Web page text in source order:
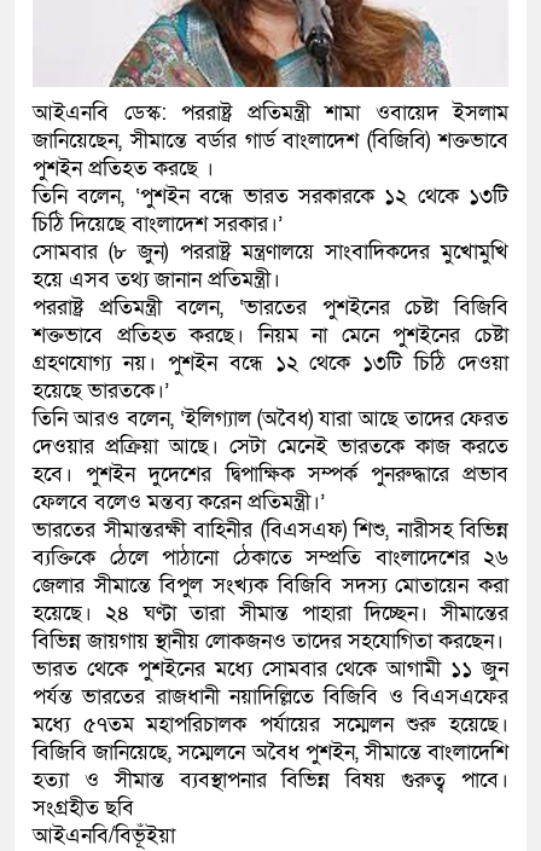
কলিমউল্লাহকে (ভিডিও)
আইএনবি ডেস্ক: পররাষ্ট্র প্রতিমন্ত্রী শামা ওবায়েদ ইসলাম
জানিয়েছেন, সীমান্তে বর্ডার গার্ড বাংলাদেশ (বিজিবি) শক্তভাবে
পুশইন প্রতিহত করছে ।
তিনি বলেন, ‘পুশইন বন্ধে ভারত সরকারকে ১২ থেকে ১৩টি
চিঠি দিয়েছে বাংলাদেশ সরকার।’
সোমবার (৮ জুন) পররাষ্ট্র মন্ত্রণালয়ে সাংবাদিকদের মুখোমুখি
হয়ে এসব তথ্য জানান প্রতিমন্ত্রী।
পররাষ্ট্র প্রতিমন্ত্রী বলেন, ‘ভারতের পুশইনের চেষ্টা বিজিবি
শক্তভাবে প্রতিহত করছে। নিয়ম না মেনে পুশইনের চেষ্টা
গ্রহণযোগ্য নয়। পুশইন বন্ধে ১২ থেকে ১৩টি চিঠি দেওয়া
হয়েছে ভারতকে।’
তিনি আরও বলেন, ‘ইলিগ্যাল (অবৈধ) যারা আছে তাদের ফেরত
দেওয়ার প্রক্রিয়া আছে। সেটা মেনেই ভারতকে কাজ করতে
হবে। পুশইন দুদেশের দ্বিপাক্ষিক সম্পর্ক পুনরুদ্ধারে প্রভাব
ফেলবে বলেও মন্তব্য করেন প্রতিমন্ত্রী।’
ভারতের সীমান্তরক্ষী বাহিনীর (বিএসএফ) শিশু, নারীসহ বিভিন্ন
ব্যক্তিকে ঠেলে পাঠানো ঠেকাতে সম্প্রতি বাংলাদেশের ২৬
জেলার সীমান্তে বিপুল সংখ্যক বিজিবি সদস্য মোতায়েন করা
হয়েছে। ২৪ ঘণ্টা তারা সীমান্ত পাহারা দিচ্ছেন। সীমান্তের
বিভিন্ন জায়গায় স্থানীয় লোকজনও তাদের সহযোগিতা করছেন।
ভারত থেকে পুশইনের মধ্যে সোমবার থেকে আগামী ১১ জুন
পর্যন্ত ভারতের রাজধানী নয়াদিল্লিতে বিজিবি ও বিএসএফের
মধ্যে ৫৭তম মহাপরিচালক পর্যায়ের সম্মেলন শুরু হয়েছে।
বিজিবি জানিয়েছে, সম্মেলনে অবৈধ পুশইন, সীমান্তে বাংলাদেশি
হত্যা ও সীমান্ত ব্যবস্থাপনার বিভিন্ন বিষয় গুরুত্ব পাবে।
সংগ্রহীত ছবি
আইএনবি/বিভূঁইয়া